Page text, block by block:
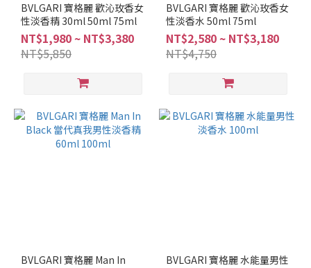
BVLGARI 寶格麗 歡沁玫香女
性淡香精 30ml 50ml 75ml
NT$1,980 ~ NT$3,380
NT$5,850
BVLGARI 寶格麗 歡沁玫香女
性淡香水 50ml 75ml
NT$2,580 ~ NT$3,180
NT$4,750
BVLGARI 寶格麗 Man In
BVLGARI 寶格麗 水能量男性